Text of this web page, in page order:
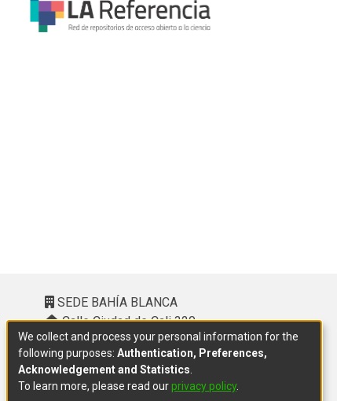
SEDE BAHÍA BLANCA
Calle Ciudad de Cali 320 –
(8000). Universidad Provincial del
Sudoeste (UPSO)
(291) 459 2550, interno 147
10.00 h a 14.00 h
We collect and process your personal information for the
following purposes: Authentication, Preferences,
Acknowledgement and Statistics
To learn more, please read ourprivacy policy.